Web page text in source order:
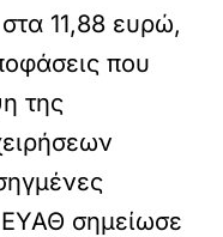
11,88 ευρώ,
που
της
ΕΥΑΘ σημείωσε